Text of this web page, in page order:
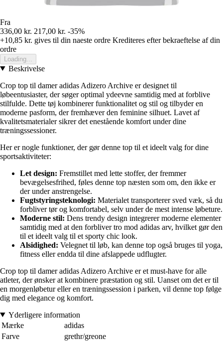
Fra
336,00 kr. 217,00 kr. -35%
+10,85 kr. gives til din naeste ordre Krediteres efter bekraeftelse af din
ordre
Loading...
Beskrivelse
Crop top til damer adidas Adizero Archive er designet til
løbeentusiaster, der søger optimal ydeevne samtidig med at forblive
stilfulde. Dette tøj kombinerer funktionalitet og stil og tilbyder en
moderne pasform, der fremhæver den feminine silhuet. Lavet af
kvalitetsmaterialer sikrer det enestående komfort under dine
træningssessioner.
Her er nogle funktioner, der gør denne top til et ideelt valg for dine
sportsaktiviteter:
Let design: Fremstillet med lette stoffer, der fremmer
bevægelsesfrihed, føles denne top næsten som om, den ikke er
der under anstrengelse.
Fugtstyringsteknologi: Materialet transporterer sved væk, så du
forbliver tør og komfortabel, selv under de mest intense løbeture.
Moderne stil: Dens trendy design integrerer moderne elementer
samtidig med at den forbliver tro mod adidas arv, hvilket gør den
til et ideelt valg til et sporty chic look.
Alsidighed: Velegnet til løb, kan denne top også bruges til yoga,
fitness eller endda til dine afslappede udflugter.
Crop top til damer adidas Adizero Archive er et must-have for alle
atleter, der ønsker at kombinere præstation og stil. Uanset om det er til
en morgenløbetur eller en træningssession i parken, vil denne top følge
dig med elegance og komfort.
Yderligere information
Mærke
adidas
Farve
grethr/greone